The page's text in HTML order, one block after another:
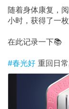
随着身体康复，
小时，获得了一
在此记录一下📚
#春光好 重回日